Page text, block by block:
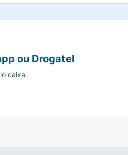
de expressão;
ou Drogatel
caixa.